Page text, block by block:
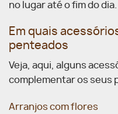
no lugar até o fim do dia.
Em quais
penteados
Veja, aqui, alguns
complementar os seus
Arranjos com flores